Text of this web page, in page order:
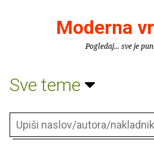
Moderna
Pogledaj... sve je
Sve teme